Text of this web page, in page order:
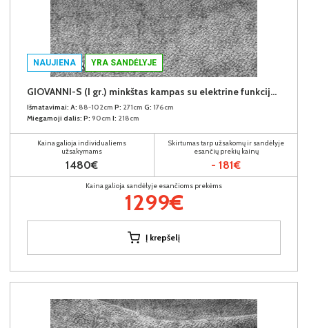
NAUJIENA YRA SANDĖLYJE
GIOVANNI-S (I gr.) minkštas kampas su elektrine funkcija (Aphrodite-21) K
Išmatavimai: A: 88-102cm P: 271cm G: 176cm
Miegamoji dalis: P: 90cm I: 218cm
Kaina galioja individualiems
užsakymams
1480€
Skirtumas tarp užsakomų ir sandėlyje
esančių prekių kainų
- 181€
Kaina galioja sandėlyje esančioms prekėms
1299€
Į krepšelį